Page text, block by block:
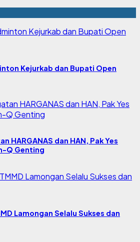
Kejurkab dan Bupati Open
HARGANAS dan HAN, Pak Yes
Q Genting
Lamongan Selalu Sukses dan